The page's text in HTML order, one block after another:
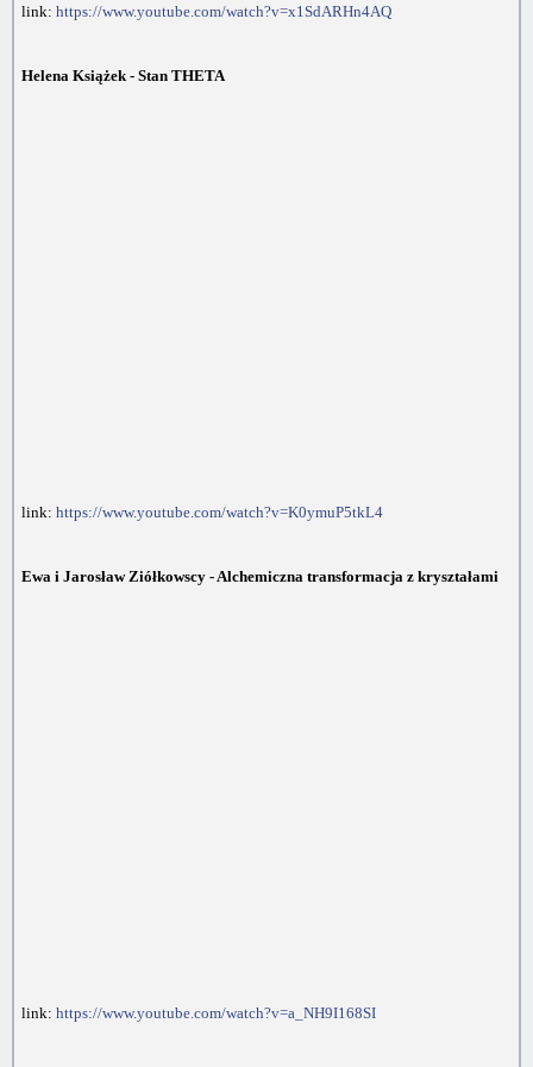
link: https://www.youtube.com/watch?v=x1SdARHn4AQ
Helena Książek - Stan THETA
link: https://www.youtube.com/watch?v=K0ymuP5tkL4
Ewa i Jarosław Ziółkowscy - Alchemiczna transformacja z kryształami
link: https://www.youtube.com/watch?v=a_NH9I168SI